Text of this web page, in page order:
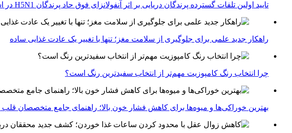
تایید اولین تلفات گسترده پرندگان دریایی بر اثر آنفولانزای فوق حاد پرندگان H5N1 در استرالیا
راهکار جدید علمی برای جلوگیری از سلامت مغز؛ تنها با تغییر یک عادت غذایی ساده
چرا انتخاب رنگ کامپوزیت مهم‌تر از انتخاب سفیدترین رنگ است؟
بهترین خوراکی‌ها و میوه‌ها برای کاهش فشار خون بالا؛ راهنمای جامع متخصصان قلب